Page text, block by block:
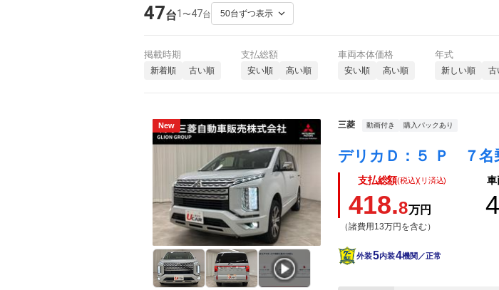
47台1 〜47台
掲載時期
新着順 古い順
支払総額
安い順 高い順
車両本体価格
安い順 高い順
年式
新しい順 古
New 三菱 動画付き 購入パックあり
支払総額(税込)(リ済込)
418.8万円
（諸費用13万円を含む）
車
外装5内装4機関／正常